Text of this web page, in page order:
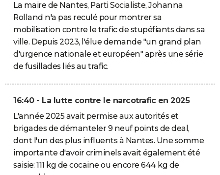
La maire de Nantes, Parti Socialiste, Johanna
Rolland n'a pas reculé pour montrer sa
mobilisation contre le trafic de stupéfiants dans sa
ville. Depuis 2023, l'élue demande "un grand plan
d'urgence nationale et européen" après une série
de fusillades liés au trafic.
16:40 - La lutte contre le narcotrafic en 2025
L'année 2025 avait permise aux autorités et
brigades de démanteler 9 neuf points de deal,
dont l'un des plus influents à Nantes. Une somme
importante d'avoir criminels avait également été
saisie: 111 kg de cocaine ou encore 644 kg de